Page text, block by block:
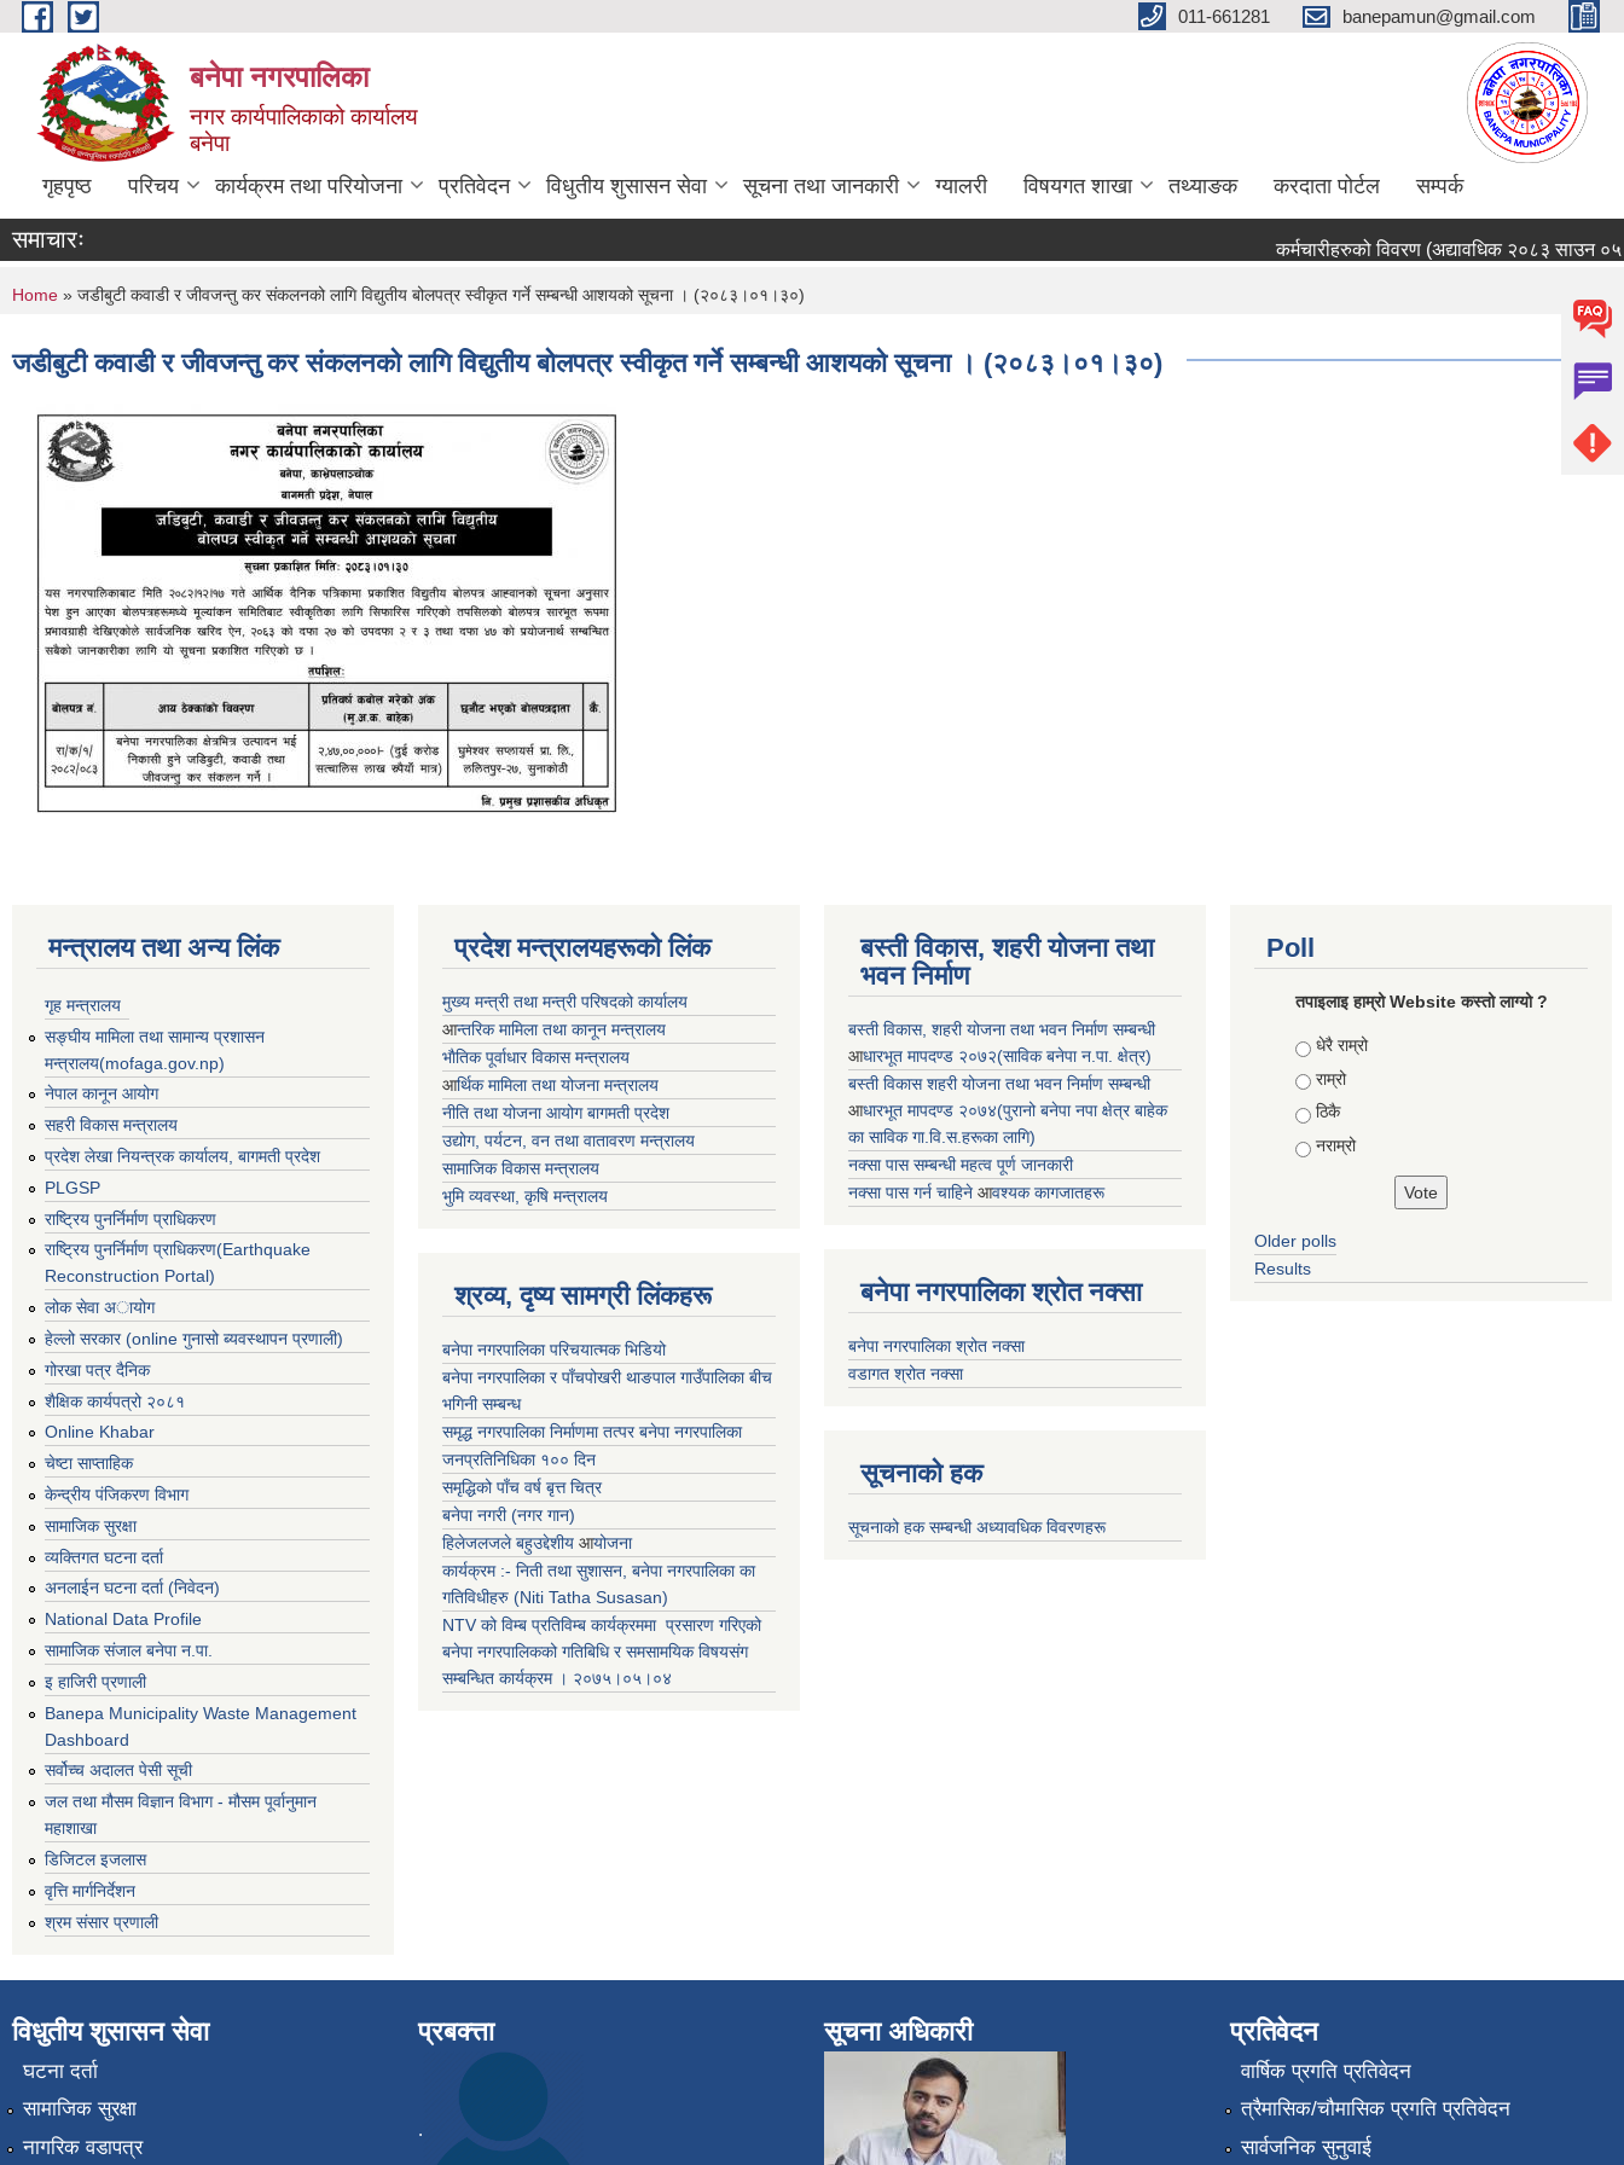
Skip to main content 011-661281 banepamun@gmail.com
बनेपा नगरपालिका
नगर कार्यपालिकाको कार्यालय
बनेपा
गृहपृष्ठ परिचय कार्यक्रम तथा परियोजना प्रतिवेदन विधुतीय शुसासन सेवा सूचना तथा जानकारी ग्यालरी विषयगत शाखा तथ्याङक करदाता पोर्टल सम्पर्क
समाचारः कर्मचारीहरुको विवरण (अद्यावधिक २०८३ साउन ०५
You are here
Home » जडीबुटी कवाडी र जीवजन्तु कर संकलनको लागि विद्युतीय बोलपत्र स्वीकृत गर्ने सम्बन्धी आशयको सूचना । (२०८३।०१।३०)
जडीबुटी कवाडी र जीवजन्तु कर संकलनको लागि विद्युतीय बोलपत्र स्वीकृत गर्ने सम्बन्धी आशयको सूचना । (२०८३।०१।३०)
मन्त्रालय तथा अन्य लिंक
गृह मन्त्रालय
सङ्घीय मामिला तथा सामान्य प्रशासन
मन्त्रालय(mofaga.gov.np)
नेपाल कानून आयोग
सहरी विकास मन्त्रालय
प्रदेश लेखा नियन्त्रक कार्यालय, बागमती प्रदेश
PLGSP
राष्ट्रिय पुनर्निर्माण प्राधिकरण
राष्ट्रिय पुनर्निर्माण प्राधिकरण(Earthquake
Reconstruction Portal)
लोक सेवा अायोग
हेल्लो सरकार (online गुनासो ब्यवस्थापन प्रणाली)
गोरखा पत्र दैनिक
शैक्षिक कार्यपत्रो २०८१
Online Khabar
चेष्टा साप्ताहिक
केन्द्रीय पंजिकरण विभाग
सामाजिक सुरक्षा
व्यक्तिगत घटना दर्ता
अनलाईन घटना दर्ता (निवेदन)
National Data Profile
सामाजिक संजाल बनेपा न.पा.
इ हाजिरी प्रणाली
Banepa Municipality Waste Management
Dashboard
सर्वोच्च अदालत पेसी सूची
जल तथा मौसम विज्ञान विभाग - मौसम पूर्वानुमान
महाशाखा
डिजिटल इजलास
वृत्ति मार्गनिर्देशन
श्रम संसार प्रणाली
प्रदेश मन्त्रालयहरूको लिंक
मुख्य मन्त्री तथा मन्त्री परिषदको कार्यालय
आन्तरिक मामिला तथा कानून मन्त्रालय
भाैतिक पूर्वाधार विकास मन्त्रालय
आर्थिक मामिला तथा योजना मन्त्रालय
नीति तथा योजना आयोग बागमती प्रदेश
उद्योग, पर्यटन, वन तथा वातावरण मन्त्रालय
सामाजिक विकास मन्त्रालय
भुमि व्यवस्था, कृषि मन्त्रालय
श्रव्य, दृष्य सामग्री लिंकहरू
बनेपा नगरपालिका परिचयात्मक भिडियो
बनेपा नगरपालिका र पाँचपोखरी थाङपाल गाउँपालिका बीच
भगिनी सम्बन्ध
समृद्ध नगरपालिका निर्माणमा तत्पर बनेपा नगरपालिका
जनप्रतिनिधिका १०० दिन
समृद्धिको पाँच वर्ष बृत्त चित्र
बनेपा नगरी (नगर गान)
हिलेजलजले बहुउद्देशीय आयोजना
कार्यक्रम :- निती तथा सुशासन, बनेपा नगरपालिका का
गतिविधीहरु (Niti Tatha Susasan)
NTV को विम्ब प्रतिविम्ब कार्यक्रममा प्रसारण गरिएको
बनेपा नगरपालिकको गतिबिधि र समसामयिक विषयसंग
सम्बन्धित कार्यक्रम । २०७५।०५।०४
बस्ती विकास, शहरी योजना तथा
भवन निर्माण
बस्ती विकास, शहरी योजना तथा भवन निर्माण सम्बन्धी
आधारभूत मापदण्ड २०७२(साविक बनेपा न.पा. क्षेत्र)
बस्ती विकास शहरी योजना तथा भवन निर्माण सम्बन्धी
आधारभूत मापदण्ड २०७४(पुरानो बनेपा नपा क्षेत्र बाहेक
का साविक गा.वि.स.हरूका लागि)
नक्सा पास सम्बन्धी महत्व पूर्ण जानकारी
नक्सा पास गर्न चाहिने आवश्यक कागजातहरू
बनेपा नगरपालिका श्रोत नक्सा
बनेपा नगरपालिका श्रोत नक्सा
वडागत श्रोत नक्सा
सूचनाको हक
सूचनाको हक सम्बन्धी अध्यावधिक विवरणहरू
Poll
तपाइलाइ हाम्रो Website कस्तो लाग्यो ?
Choices
धेरै राम्रो
राम्रो
ठिकै
नराम्रो
Older polls
Results
विधुतीय शुसासन सेवा
घटना दर्ता
सामाजिक सुरक्षा
नागरिक वडापत्र
प्रबक्त्ता
.
सूचना अधिकारी प्रतिवेदन
वार्षिक प्रगति प्रतिवेदन
त्रैमासिक/चौमासिक प्रगति प्रतिवेदन
सार्वजनिक सुनुवाई